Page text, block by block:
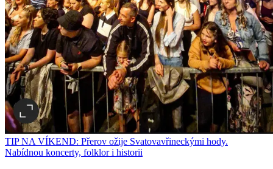
TIP NA VÍKEND: Přerov ožije Svatovavřineckými hody.
Nabídnou koncerty, folklor i historii